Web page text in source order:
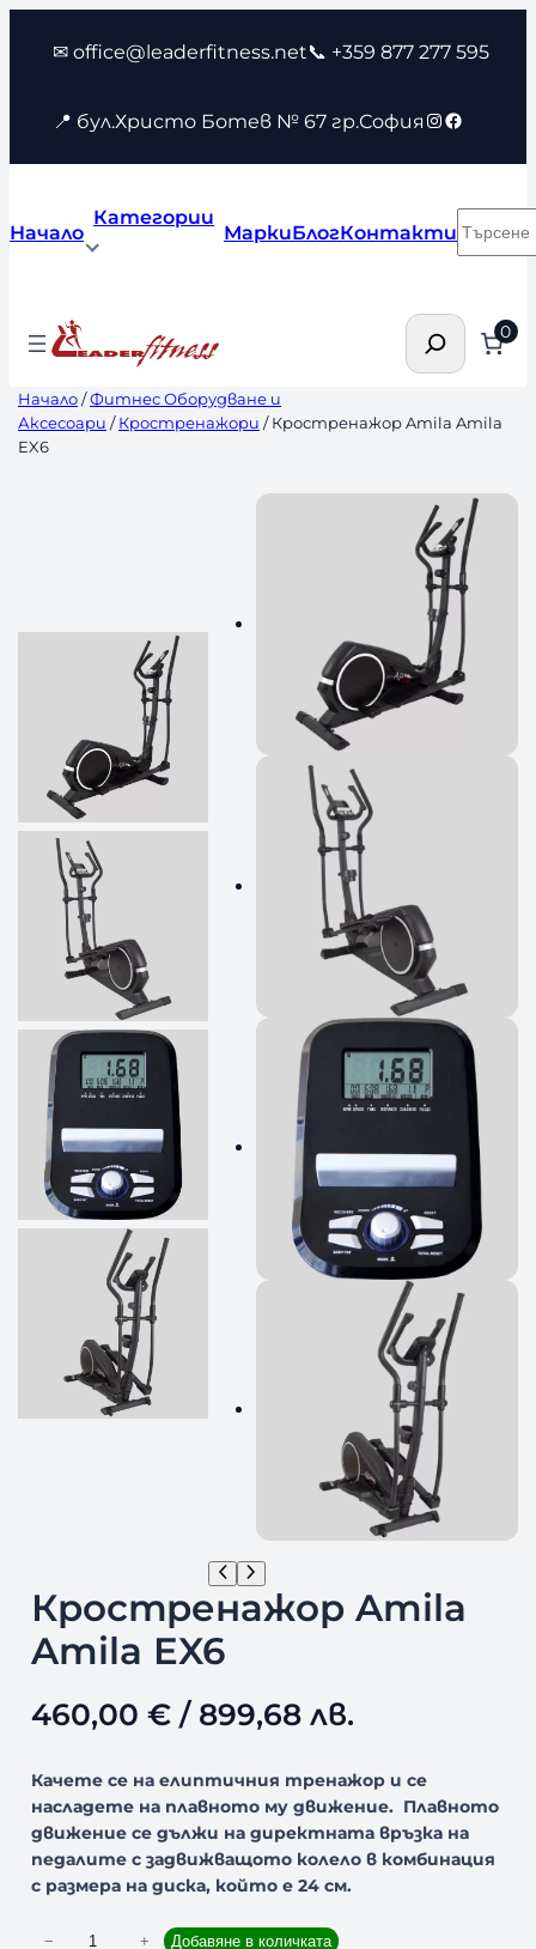
съдържанието
✉ office@leaderfitness.net📞 +359 877 277 595
📍 бул.Христо Ботев № 67 гр.София Instagram
Facebook
Начало
Категории
МаркиБлогКонтакти
Търсене 0
Начало/Фитнес Оборудване и
Аксесоари /Кростренажори / Кростренажор Amila Amila
EX6
Кростренажор Amila
Amila EX6
460,00 €/ 899,68 лв.
Качете се на елиптичния тренажор и се
насладете на плавното му движение. Плавното
движение се дължи на директната връзка на
педалите с задвижващото колело в комбинация
с размера на диска, който е 24 см.
− + Добавяне в количката